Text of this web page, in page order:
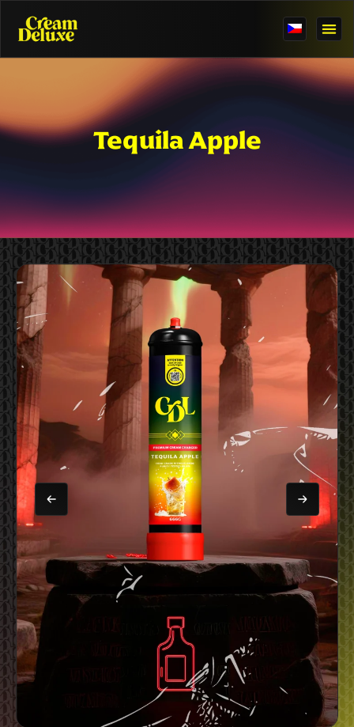
Tequila Apple